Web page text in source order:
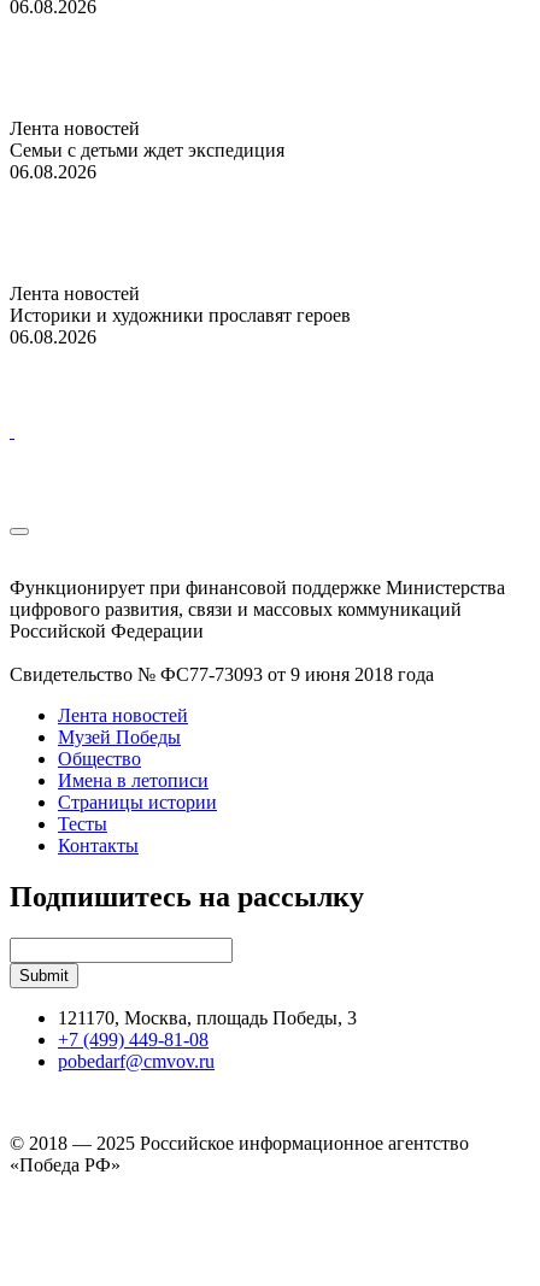
06.08.2026
Лента новостей
Семьи с детьми ждет экспедиция
06.08.2026
Лента новостей
Историки и художники прославят героев
06.08.2026
Функционирует при финансовой поддержке Министерства
цифрового развития, связи и массовых коммуникаций
Российской Федерации
Свидетельство № ФС77-73093 от 9 июня 2018 года
Лента новостей
Музей Победы
Общество
Имена в летописи
Страницы истории
Тесты
Контакты
Подпишитесь на рассылку
121170, Москва, площадь Победы, 3
+7 (499) 449-81-08
pobedarf@cmvov.ru
© 2018 — 2025 Российское информационное агентство
«Победа РФ»